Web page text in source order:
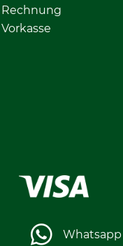
Rechnung
Vorkasse
Whatsapp